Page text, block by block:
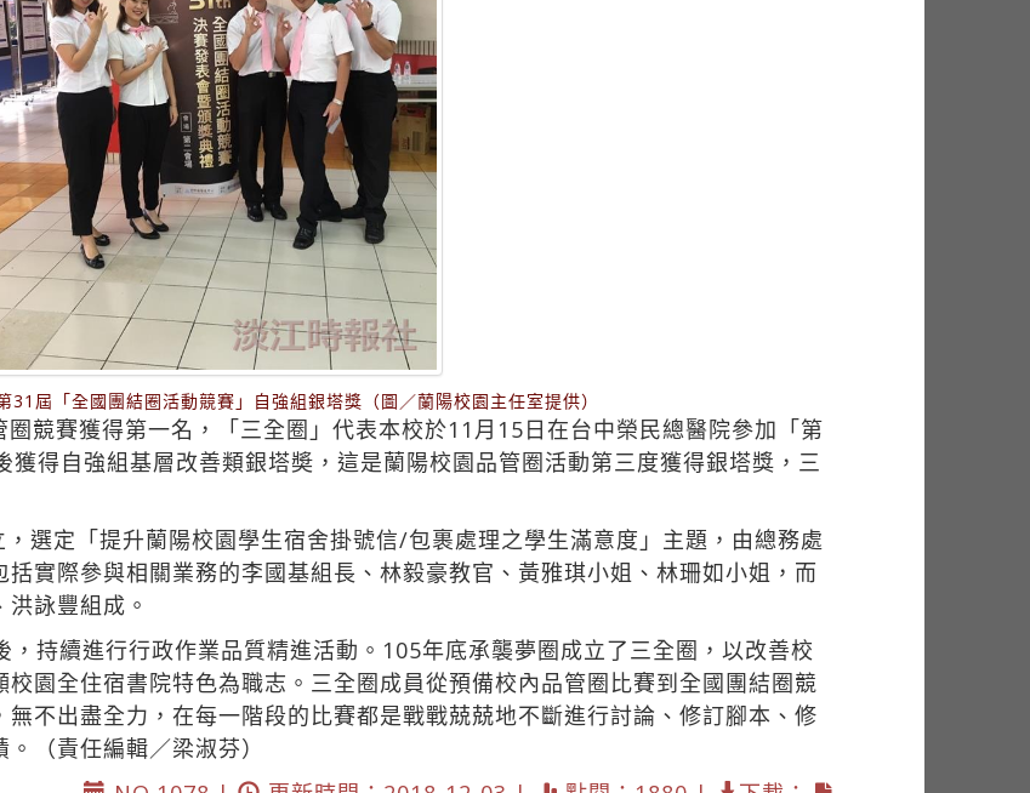
31屆「全國團結圈活動競賽」自強組銀塔獎（圖／蘭陽校園主任室提供）
圈競賽獲得第一名，「三全圈」代表本校於11月15日在台中榮民總醫院參加「第
得自強組基層改善類銀塔奬，這是蘭陽校園品管圈活動第三度獲得銀塔獎，三
選定「提升蘭陽校園學生宿舍掛號信/包裹處理之學生滿意度」主題，由總務處
實際參與相關業務的李國基組長、林毅豪教官、黃雅琪小姐、林珊如小姐，而
詠豐組成。
持續進行行政作業品質精進活動。105年底承襲夢圈成立了三全圈，以改善校
園全住宿書院特色為職志。三全圈成員從預備校內品管圈比賽到全國團結圈競
不出盡全力，在每一階段的比賽都是戰戰兢兢地不斷進行討論、修訂腳本、修
（責任編輯／梁淑芬）